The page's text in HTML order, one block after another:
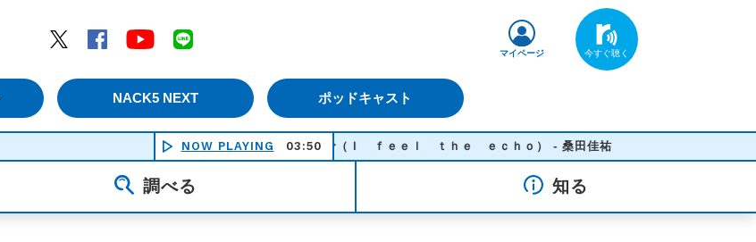
Twitter
Facebook YouTube
NACK5 NEXT ポッドキャスト
マイページ
NOW PLAYING 03:50
いつか何処かで（Ｉ ｆｅｅｌ ｔｈｅ ｅｃｈｏ） - 桑田佳祐
調べる 知る